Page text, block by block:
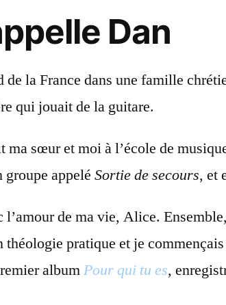
Dan
de la France dans une famille
qui jouait de la guitare.
ma sœur et moi à l’école de
appelé Sortie de secours, et
de ma vie, Alice.
théologie pratique et je
albumPour qui tu es,